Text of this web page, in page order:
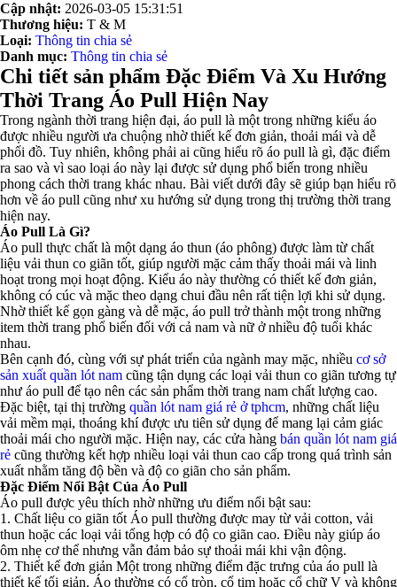
Cập nhật: 2026-03-05 15:31:51
Thương hiệu: T & M
Loại: Thông tin chia sẻ
Danh mục: Thông tin chia sẻ
Chi tiết sản phẩm Đặc Điểm Và Xu Hướng
Thời Trang Áo Pull Hiện Nay
Trong ngành thời trang hiện đại, áo pull là một trong những kiểu áo
được nhiều người ưa chuộng nhờ thiết kế đơn giản, thoải mái và dễ
phối đồ. Tuy nhiên, không phải ai cũng hiểu rõ áo pull là gì, đặc điểm
ra sao và vì sao loại áo này lại được sử dụng phổ biến trong nhiều
phong cách thời trang khác nhau. Bài viết dưới đây sẽ giúp bạn hiểu rõ
hơn về áo pull cũng như xu hướng sử dụng trong thị trường thời trang
hiện nay.
Áo Pull Là Gì?
Áo pull thực chất là một dạng áo thun (áo phông) được làm từ chất
liệu vải thun co giãn tốt, giúp người mặc cảm thấy thoải mái và linh
hoạt trong mọi hoạt động. Kiểu áo này thường có thiết kế đơn giản,
không có cúc và mặc theo dạng chui đầu nên rất tiện lợi khi sử dụng.
Nhờ thiết kế gọn gàng và dễ mặc, áo pull trở thành một trong những
item thời trang phổ biến đối với cả nam và nữ ở nhiều độ tuổi khác
nhau.
Bên cạnh đó, cùng với sự phát triển của ngành may mặc, nhiều cơ sở
sản xuất quần lót nam cũng tận dụng các loại vải thun co giãn tương tự
như áo pull để tạo nên các sản phẩm thời trang nam chất lượng cao.
Đặc biệt, tại thị trường quần lót nam giá rẻ ở tphcm, những chất liệu
vải mềm mại, thoáng khí được ưu tiên sử dụng để mang lại cảm giác
thoải mái cho người mặc. Hiện nay, các cửa hàng bán quần lót nam giá
rẻ cũng thường kết hợp nhiều loại vải thun cao cấp trong quá trình sản
xuất nhằm tăng độ bền và độ co giãn cho sản phẩm.
Đặc Điểm Nổi Bật Của Áo Pull
Áo pull được yêu thích nhờ những ưu điểm nổi bật sau:
1. Chất liệu co giãn tốt Áo pull thường được may từ vải cotton, vải
thun hoặc các loại vải tổng hợp có độ co giãn cao. Điều này giúp áo
ôm nhẹ cơ thể nhưng vẫn đảm bảo sự thoải mái khi vận động.
2. Thiết kế đơn giản Một trong những điểm đặc trưng của áo pull là
thiết kế tối giản. Áo thường có cổ tròn, cổ tim hoặc cổ chữ V và không